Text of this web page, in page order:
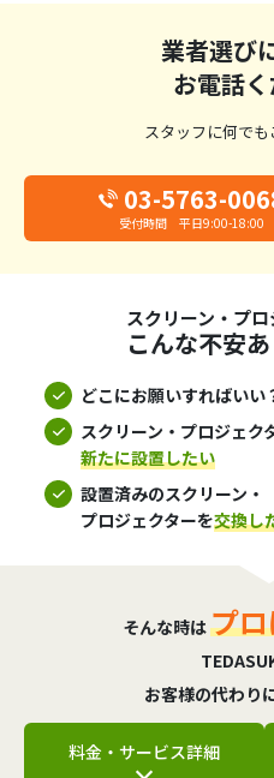
業者選び
お電話く
スタッフに何でも
03-5763-
受付時間 平日9:00-18:00
スクリーン・プ
こんな不安
どこにお願いすればいい
スクリーン・プロジェク
新たに設置したい
設置済みのスクリーン・
プロジェクターを交換し
そんな時はプ
お客様の代わり
料金・サービス詳細